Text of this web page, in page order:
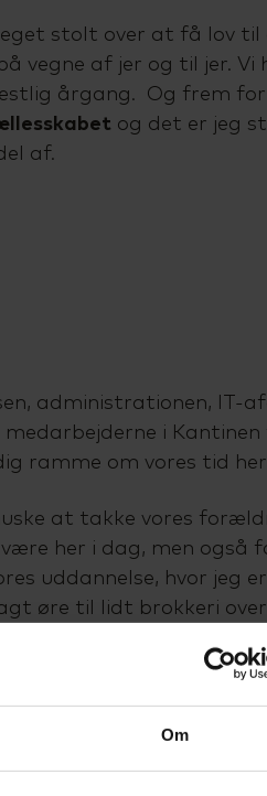
Om
stolt over at få lov til
vegne af jer og til jer. Vi
årgang. Og frem
og det er jeg
af.
administrationen, IT-
medarbejderne i
ramme om vores tid
at takke vores
her i dag, men også
uddannelse, hvor jeg
øre til lidt brokkeri
af skriftlige opgaver
men jeg tror også, at I
begynder vi alle